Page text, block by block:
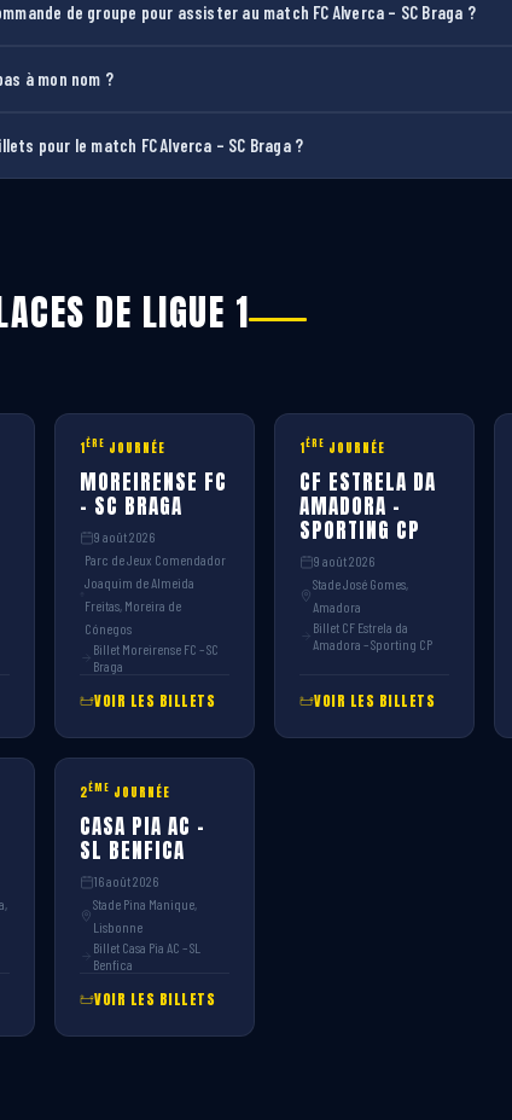
de groupe pour assister au match FC Alverca – SC Braga ?
à mon nom ?
pour le match FC Alverca – SC Braga ?
DE LIGUE 1
1ÈRE JOURNÉE
MOREIRENSE FC
– SC BRAGA
9 août 2026
Parc de Jeux Comendador
Joaquim de Almeida
Freitas, Moreira de
Cónegos
Billet Moreirense FC – SC
Braga
VOIR LES BILLETS
1ÈRE JOURNÉE
CF ESTRELA DA
AMADORA –
SPORTING CP
9 août 2026
Stade José Gomes,
Amadora
Billet CF Estrela da
Amadora – Sporting CP
VOIR LES BILLETS
2ÈME JOURNÉE
CASA PIA AC –
SL BENFICA
16 août 2026
Stade Pina Manique,
Lisbonne
Billet Casa Pia AC – SL
Benfica
VOIR LES BILLETS